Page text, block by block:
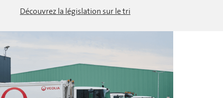
Découvrez la législation sur le tri